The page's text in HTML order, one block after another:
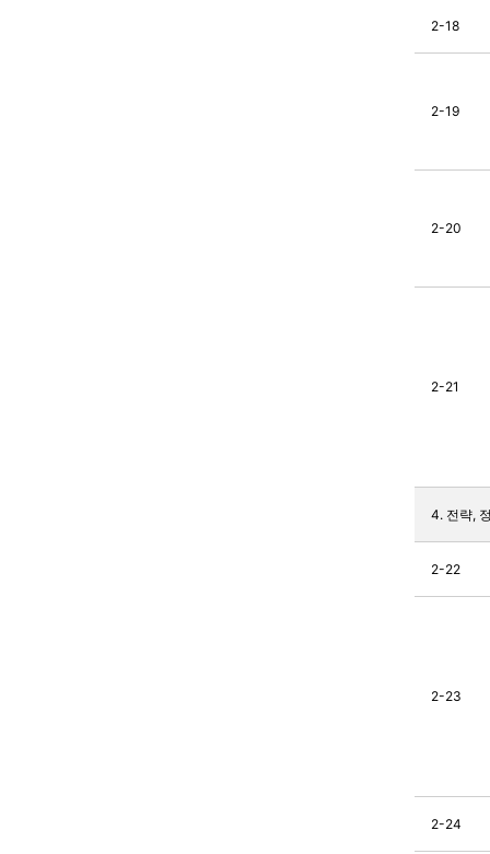
2-18
2-19
2-20
2-21
4. 전략,
2-22
2-23
2-24